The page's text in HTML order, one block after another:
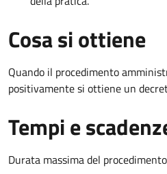
Cosa si ottiene
Quando il procedimento
positivamente si ottiene un
Tempi e
Durata massima del